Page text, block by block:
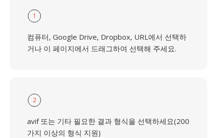
1
컴퓨터, Google Drive, Dropbox, URL에서 선택하
거나 이 페이지에서 드래그하여 선택해 주세요.
2
avif 또는 기타 필요한 결과 형식을 선택하세요(200
가지 이상의 형식 지원)